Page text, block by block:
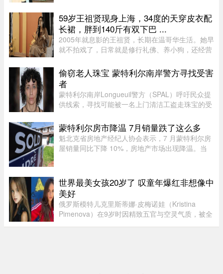
国人都觉得脸上有光，与有荣焉。尤其是王虹，作
为一个女性，她硬生生啃下 ...
59岁王祖贤现身上海，34度的天穿皮衣配
长裙，胖到140斤有双下巴 ...
2005年就息影的王祖贤，长期在温哥华生活。她早
就不拍戏了，日常就是修行礼佛、养小狗，还经营
活动。8月5日，网友在上海机场偶遇王祖贤。34度
的天气穿着皮衣外套配长裙 ...
偷窃老人珠宝 蒙特利尔南岸警方寻找受害
者
蒙特利尔南岸Longueuil警方（SPAL）呼吁民众提
供线索，寻找可能被一名上门清洁工盗走珠宝的受
手。48岁的Longueuil居民Mélanie Tanguay上周
四出庭，被控涉及Saint-Brun ...
蒙特利尔房市降温 7月销量跌了这么多
魁北克省房地产经纪人协会表示，7 月蒙特利尔房
屋销量同比下降 10%，房地产市场出现降温。当
地区所有房屋类型以及各 ...
世界最美女孩20岁了 叹童年爆红非想像中
美好
俄罗斯模特儿克里斯蒂娜·皮梅诺娃（Kristina
Pimenova）在9岁时因精致五官与空灵气质，被全